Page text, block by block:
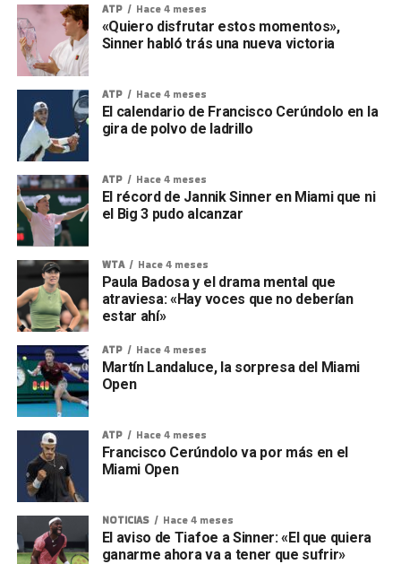
ATP Hace 4 meses
«Quiero disfrutar estos momentos»,
Sinner habló trás una nueva victoria
ATP Hace 4 meses
El calendario de Francisco Cerúndolo en la
gira de polvo de ladrillo
ATP Hace 4 meses
El récord de Jannik Sinner en Miami que ni
el Big 3 pudo alcanzar
WTA Hace 4 meses
Paula Badosa y el drama mental que
atraviesa: «Hay voces que no deberían
estar ahí»
ATP Hace 4 meses
Martín Landaluce, la sorpresa del Miami
Open
ATP Hace 4 meses
Francisco Cerúndolo va por más en el
Miami Open
NOTICIAS Hace 4 meses
El aviso de Tiafoe a Sinner: «El que quiera
ganarme ahora va a tener que sufrir»